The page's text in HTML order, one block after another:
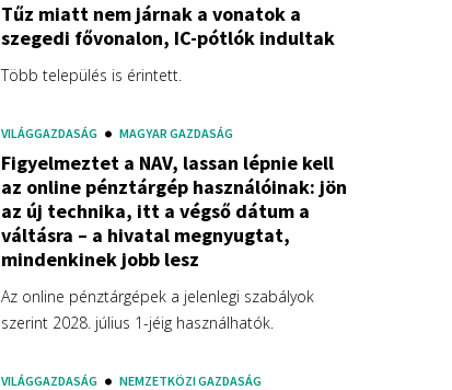
Tűz miatt nem járnak a vonatok a
szegedi fővonalon, IC-pótlók indultak
Több település is érintett.
VILÁGGAZDASÁG MAGYAR GAZDASÁG
Figyelmeztet a NAV, lassan lépnie kell
az online pénztárgép használóinak: jön
az új technika, itt a végső dátum a
váltásra – a hivatal megnyugtat,
mindenkinek jobb lesz
Az online pénztárgépek a jelenlegi szabályok
szerint 2028. július 1-jéig használhatók.
VILÁGGAZDASÁG NEMZETKÖZI GAZDASÁG